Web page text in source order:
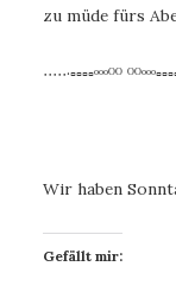
zu müde fürs
∙∙∙∙∙·▫▫▫▫ᵒᵒᵒᴼᴼ
Wir haben
Gefällt mir: